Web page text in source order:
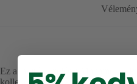
Ez a javító kezelés a Madame La